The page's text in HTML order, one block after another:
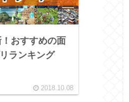
！おすすめの面
ランキング
2018.10.08